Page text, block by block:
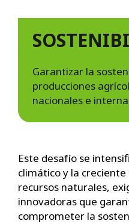
Garantizar la
producciones
nacionales e
Este desafío se
climático y la
recursos naturales,
innovadoras que
comprometer la